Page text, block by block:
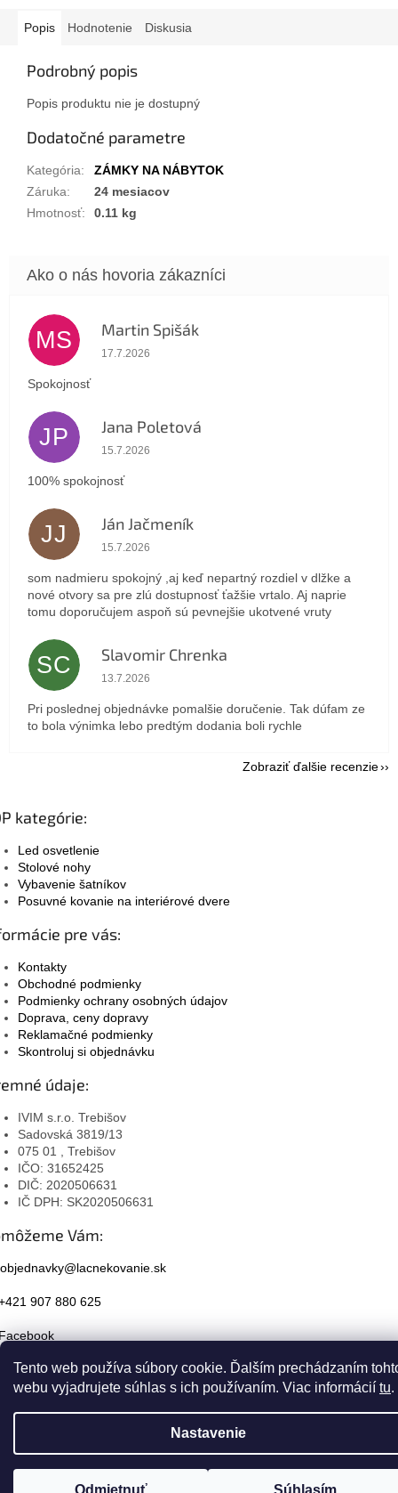
Tento web používa súbory cookie. Ďalším prechádzaním
webu vyjadrujete súhlas s ich používaním. Viac informácií tu.
Nastavenie
Odmietnuť Súhlasím
Popis Hodnotenie Diskusia
Podrobný popis
Popis produktu nie je dostupný
Dodatočné parametre
Kategória:
ZÁMKY NA NÁBYTOK
Záruka:
24 mesiacov
Hmotnosť: 0.11 kg
MS Martin Spišák
Hodnotenie obchodu je 5 z 5 hviezdičiek.
17.7.2026
Spokojnosť
JP Jana Poletová
Hodnotenie obchodu je 5 z 5 hviezdičiek.
15.7.2026
100% spokojnosť
JJ Ján Jačmeník
Hodnotenie obchodu je 5 z 5 hviezdičiek.
15.7.2026
som nadmieru spokojný ,aj keď nepartný rozdiel v dlžke a
nové otvory sa pre zlú dostupnosť ťažšie vrtalo. Aj naprie
tomu doporučujem aspoň sú pevnejšie ukotvené vruty
SC Slavomir Chrenka
Hodnotenie obchodu je 5 z 5 hviezdičiek.
13.7.2026
Pri poslednej objednávke pomalšie doručenie. Tak dúfam ze
to bola výnimka lebo predtým dodania boli rychle
Zobraziť ďalšie recenzie
kategórie:
Led osvetlenie
Stolové nohy
Vybavenie šatníkov
Posuvné kovanie na interiérové dvere
pre vás:
Kontakty
Obchodné podmienky
Podmienky ochrany osobných údajov
Doprava, ceny dopravy
Reklamačné podmienky
Skontroluj si objednávku
údaje:
IVIM s.r.o. Trebišov
Sadovská 3819/13
075 01 , Trebišov
IČO: 31652425
DIČ: 2020506631
IČ DPH: SK2020506631
Vám:
objednavky@lacnekovanie.sk
907 880 625